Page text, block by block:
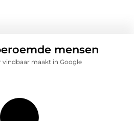
mensen
maakt in Google